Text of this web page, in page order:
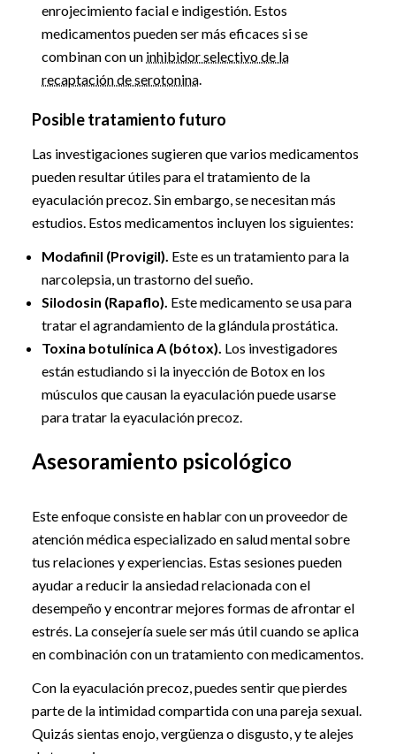
enrojecimiento facial e indigestión. Estos
medicamentos pueden ser más eficaces si se
combinan con un inhibidor selectivo de la
recaptación de serotonina
Posible tratamiento futuro
Las investigaciones sugieren que varios medicamentos
pueden resultar útiles para el tratamiento de la
eyaculación precoz. Sin embargo, se necesitan más
estudios. Estos medicamentos incluyen los siguientes:
Modafinil (Provigil). Este es un tratamiento para la
narcolepsia, un trastorno del sueño.
Silodosin (Rapaflo). Este medicamento se usa para
tratar el agrandamiento de la glándula prostática.
Toxina botulínica A (bótox). Los investigadores
están estudiando si la inyección de Botox en los
músculos que causan la eyaculación puede usarse
para tratar la eyaculación precoz.
Asesoramiento psicológico
Este enfoque consiste en hablar con un proveedor de
atención médica especializado en salud mental sobre
tus relaciones y experiencias. Estas sesiones pueden
ayudar a reducir la ansiedad relacionada con el
desempeño y encontrar mejores formas de afrontar el
estrés. La consejería suele ser más útil cuando se aplica
en combinación con un tratamiento con medicamentos.
Con la eyaculación precoz, puedes sentir que pierdes
parte de la intimidad compartida con una pareja sexual.
Quizás sientas enojo, vergüenza o disgusto, y te alejes